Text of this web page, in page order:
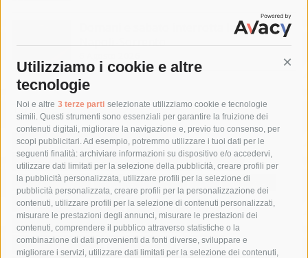
Utilizziamo i cookie e altre
tecnologie
Noi e altre 3 terze parti selezionate utilizziamo cookie e tecnologie
simili. Questi strumenti sono essenziali per garantire la fruizione dei
contenuti digitali, migliorare la navigazione e, previo tuo consenso, per
scopi pubblicitari. Ad esempio, potremmo utilizzare i tuoi dati per le
seguenti finalità: archiviare informazioni su dispositivo e/o accedervi,
utilizzare dati limitati per la selezione della pubblicità, creare profili per
la pubblicità personalizzata, utilizzare profili per la selezione di
pubblicità personalizzata, creare profili per la personalizzazione dei
contenuti, utilizzare profili per la selezione di contenuti personalizzati,
misurare le prestazioni degli annunci, misurare le prestazioni dei
contenuti, comprendere il pubblico attraverso statistiche o la
combinazione di dati provenienti da fonti diverse, sviluppare e
migliorare i servizi, utilizzare dati limitati per la selezione dei contenuti,
Domani e sabato interrotta la linea Eav
Napoli-Sorrento
Tag
acqua allerta meteo
anas
area marina protetta di punta campanella
arresto
Asl Napoli 3 sud
capitaneria di porto capri
carabinieri
castellammare di stabia
circumvesuviana
comune di sorrento
concerto
contagi
costiera amalfitana
covid-19 eav
elezioni